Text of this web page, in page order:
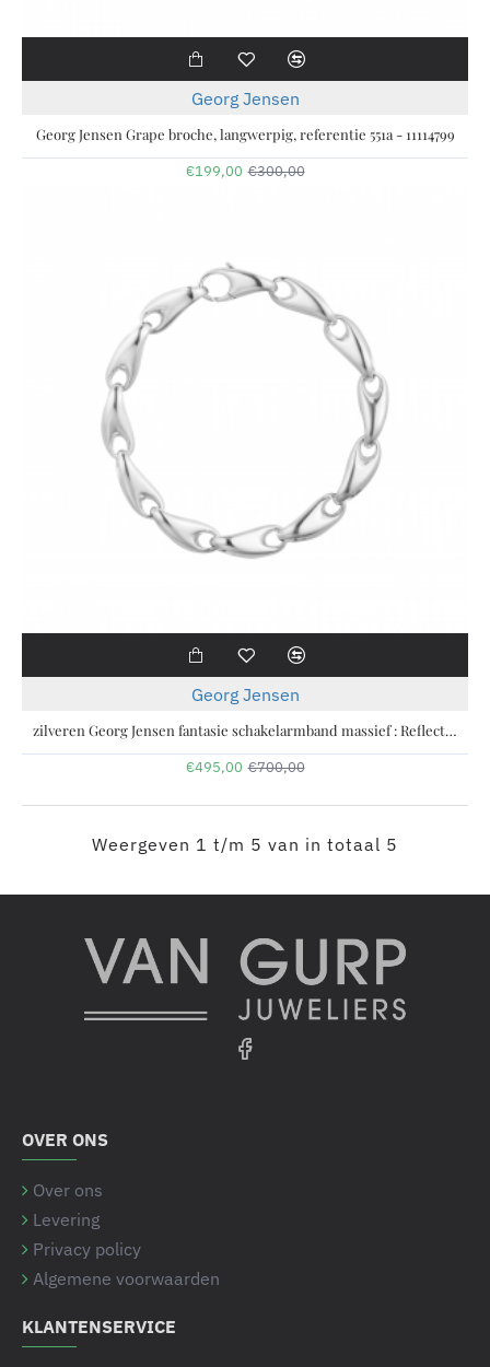
Georg Jensen
Georg Jensen Grape broche, langwerpig, referentie 551a - 11114799
€199,00 €300,00
Georg Jensen
zilveren Georg Jensen fantasie schakelarmband massief : Reflect Large Link Medium 18 cm 652C - 11112771
€495,00 €700,00
Weergeven 1 t/m 5 van in totaal 5
OVER ONS
Over ons
Levering
Privacy policy
Algemene voorwaarden
KLANTENSERVICE